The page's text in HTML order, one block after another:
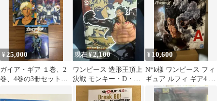
¥25,000
ガイア・ギア １巻、2
巻、4巻の3冊セット
現在 ¥2,100
ワンピース 造形王頂上
決戦 モンキー・D・ル
フィ ギア4 フィギュア
¥ 10,600
N*k様 ワンピース フィ
ギュア ルフィ ギア4 ス
ネイクマン